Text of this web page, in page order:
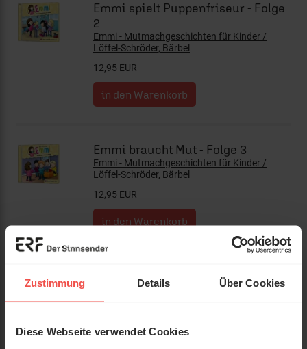
Zustimmung Details Über Cookies
Diese Webseite verwendet Cookies
Emmi spielt Puppenfriseur - Folge
2
Emmi - Mutmachgeschichten für Kinder /
Löffel-Schröder, Bärbel
12,95 EUR
Emmi braucht Mut - Folge 3
Emmi - Mutmachgeschichten für Kinder /
Löffel-Schröder, Bärbel
12,95 EUR
Alle meine Freunde
Emmi - Mutmachgeschichten für Kinder / van
Bonn, Betty (Illustr.)